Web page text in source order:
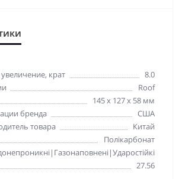
крат
8.0
Roof
145 x 127 x 58 мм
бренда
США
товара
Китай
Полікарбонат
27.56